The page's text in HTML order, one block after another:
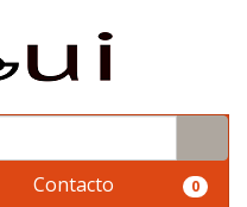
Contacto 0